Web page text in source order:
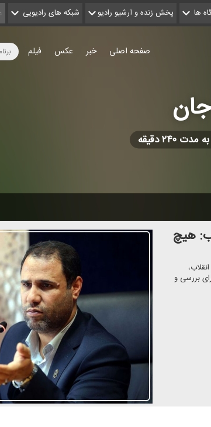
ها پخش زنده و آرشیو رادیو شبکه های رادیویی
صفحه اصلی خبر عکس فیلم
هیچ
بررسی و